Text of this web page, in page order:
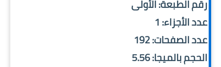
رقم الطبعة: الأولى
عدد الأجزاء: 1
عدد الصفحات: 192
الحجم بالميجا: 5.56